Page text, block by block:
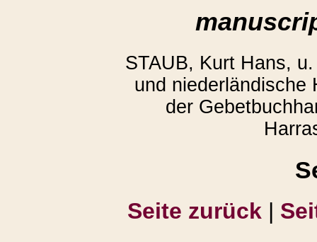
STAUB, Kurt Hans,
und niederländische
der
Seite zurück |